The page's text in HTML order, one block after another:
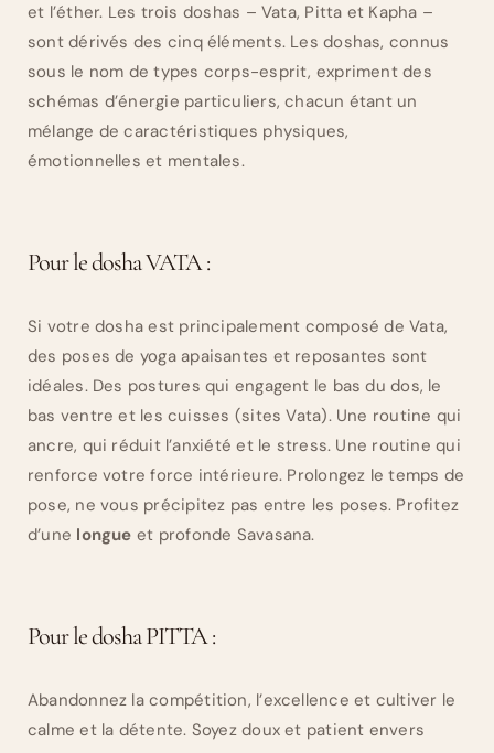
et l’éther. Les trois doshas – Vata, Pitta et Kapha –
sont dérivés des cinq éléments. Les doshas, ​​connus
sous le nom de types corps-esprit, expriment des
schémas d’énergie particuliers, chacun étant un
mélange de caractéristiques physiques,
émotionnelles et mentales.
Pour le dosha VATA :
Si votre dosha est principalement composé de Vata,
des poses de yoga apaisantes et reposantes sont
idéales. Des postures qui engagent le bas du dos, le
bas ventre et les cuisses (sites Vata). Une routine qui
ancre, qui réduit l’anxiété et le stress. Une routine qui
renforce votre force intérieure. Prolongez le temps de
pose, ne vous précipitez pas entre les poses. Profitez
d’une longue et profonde Savasana.
Pour le dosha PITTA :
Abandonnez la compétition, l’excellence et cultiver le
calme et la détente. Soyez doux et patient envers